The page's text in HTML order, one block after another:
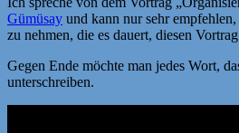
Gümüsay und kann nur sehr
zu nehmen, die es dauert, diesen
Gegen Ende möchte man jedes Wort,
unterschreiben.